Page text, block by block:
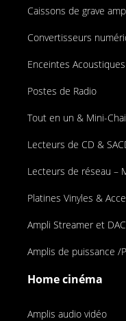
Caissons de grave
Convertisseurs
Enceintes Acoustiques
Postes de Radio
Tout en un & Mini-
Lecteurs de CD &
Lecteurs de réseau –
Platines Vinyles &
Ampli Streamer et DAC
Amplis de puissance /
Home cinéma
Amplis audio vidéo